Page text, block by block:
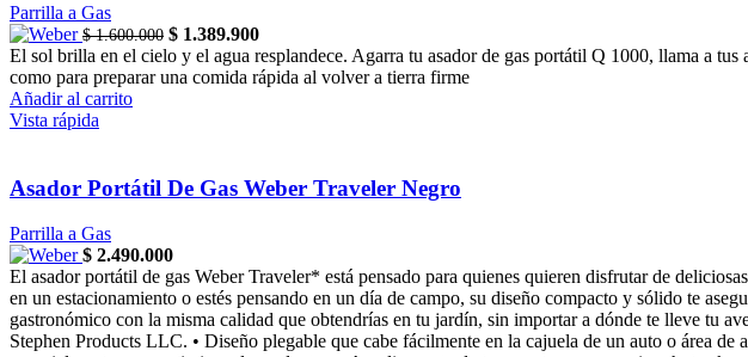
Parrilla a Gas
$1.600.000 Original
price
was:
$ 1.389.900Current
price
is:
El sol brilla en el cielo y el agua resplandece. Agarra tu asador de gas portátil Q 1000, llama a
como para preparar una comida rápida al volver a tierra firme
Añadir al carrito
Vista rápida
Asador Portátil De Gas Weber Traveler Negro
Parrilla a Gas
$ 2.490.000
El asador portátil de gas Weber Traveler* está pensado para quienes quieren disfrutar de
en un estacionamiento o estés pensando en un día de campo, su diseño compacto y sólido te
gastronómico con la misma calidad que obtendrías en tu jardín, sin importar a dónde te lleve
Stephen Products LLC. • Diseño plegable que cabe fácilmente en la cajuela de un auto o área